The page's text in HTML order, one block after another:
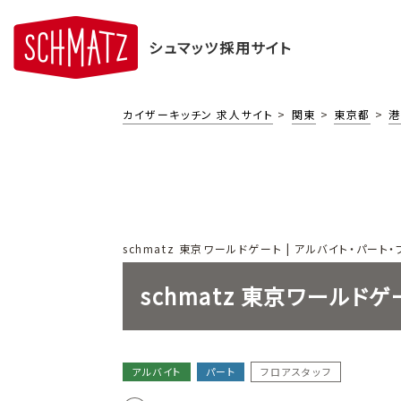
シュマッツ採用サイト
カイザーキッチン 求人サイト 関東 東京都
schmatz 東京ワールドゲート | アルバイト・パー
schmatz 東京ワールドゲ
アルバイト パート フロアスタッフ